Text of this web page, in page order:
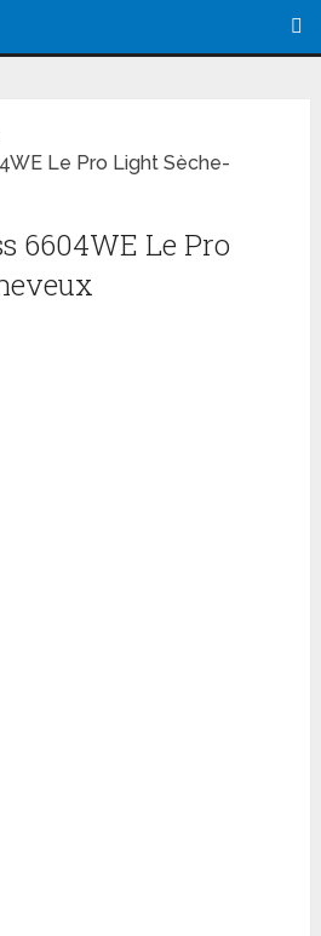
Le Pro Light Sèche-
6604WE Le Pro